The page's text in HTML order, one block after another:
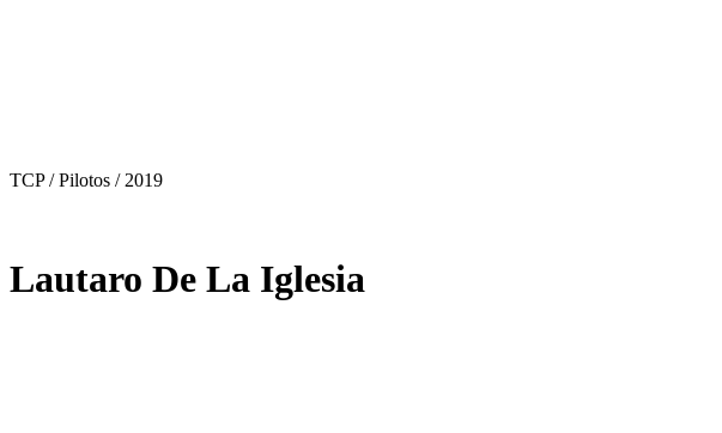
TCP / Pilotos / 2019
Lautaro De La Iglesia